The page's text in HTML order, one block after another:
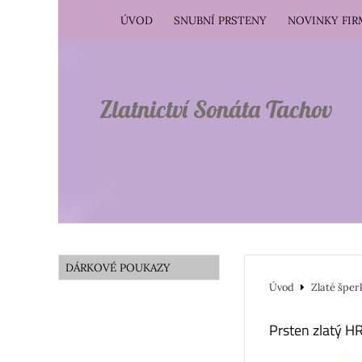
Zlatnictví Sonáta Tachov
ÚVOD SNUBNÍ PRSTENY NOVINKY
Úvod Zlaté
Prsten zlatý
DÁRKOVÉ POUKAZY